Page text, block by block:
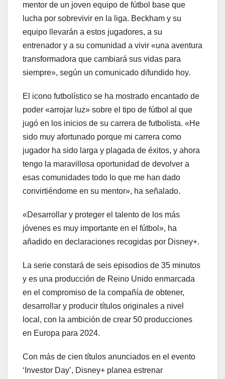
mentor de un joven equipo de fútbol base que
lucha por sobrevivir en la liga. Beckham y su
equipo llevarán a estos jugadores, a su
entrenador y a su comunidad a vivir «una aventura
transformadora que cambiará sus vidas para
siempre», según un comunicado difundido hoy.
El icono futbolístico se ha mostrado encantado de
poder «arrojar luz» sobre el tipo de fútbol al que
jugó en los inicios de su carrera de futbolista. «He
sido muy afortunado porque mi carrera como
jugador ha sido larga y plagada de éxitos, y ahora
tengo la maravillosa oportunidad de devolver a
esas comunidades todo lo que me han dado
convirtiéndome en su mentor», ha señalado.
«Desarrollar y proteger el talento de los más
jóvenes es muy importante en el fútbol», ha
añadido en declaraciones recogidas por Disney+.
La serie constará de seis episodios de 35 minutos
y es una producción de Reino Unido enmarcada
en el compromiso de la compañía de obtener,
desarrollar y producir títulos originales a nivel
local, con la ambición de crear 50 producciones
en Europa para 2024.
Con más de cien títulos anunciados en el evento
‘Investor Day’, Disney+ planea estrenar